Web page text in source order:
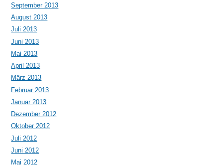
September 2013
August 2013
Juli 2013
Juni 2013
Mai 2013
April 2013
März 2013
Februar 2013
Januar 2013
Dezember 2012
Oktober 2012
Juli 2012
Juni 2012
Mai 2012